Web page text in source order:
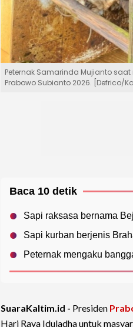
Peternak Samarinda Mujianto
Prabowo Subianto 2026. [Defrico/
Baca 10 detik
Sapi raksasa bernama
Sapi kurban berjenis
Peternak mengaku
SuaraKaltim.id - Presiden
Hari Raya Iduladha untuk